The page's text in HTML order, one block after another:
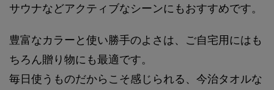
サウナなどアクティブなシーンにもおすすめです。
豊富なカラーと使い勝手のよさは、ご自宅用にはも
ちろん贈り物にも最適です。
毎日使うものだからこそ感じられる、今治タオルな